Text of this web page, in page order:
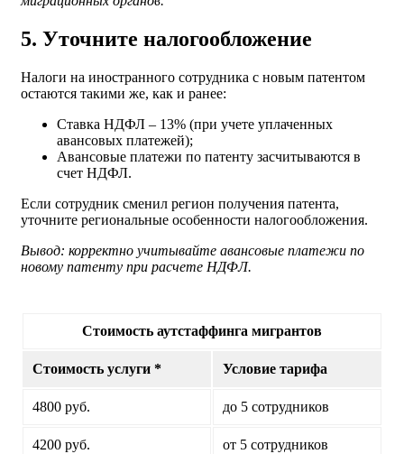
5. Уточните налогообложение
Налоги на иностранного сотрудника с новым патентом
остаются такими же, как и ранее:
Ставка НДФЛ – 13% (при учете уплаченных
авансовых платежей);
Авансовые платежи по патенту засчитываются в
счет НДФЛ.
Если сотрудник сменил регион получения патента,
уточните региональные особенности налогообложения.
Вывод: корректно учитывайте авансовые платежи по
новому патенту при расчете НДФЛ.
Стоимость аутстаффинга мигрантов
Стоимость услуги * Условие тарифа
4800 руб. до 5 сотрудников
4200 руб. от 5 сотрудников